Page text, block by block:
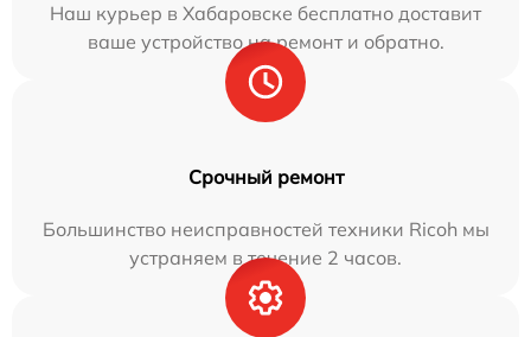
Наш курьер в Хабаровске бесплатно доставит
ваше устройство на ремонт и обратно.
Срочный ремонт
Большинство неисправностей техники Ricoh мы
устраняем в течение 2 часов.